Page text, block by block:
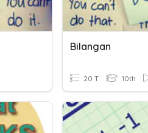
Bilangan
20 T 10th